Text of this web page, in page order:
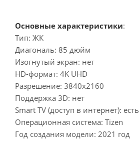
Основные характеристики:
Тип: ЖК
Диагональ: 85 дюйм
Изогнутый экран: нет
HD-формат: 4K UHD
Разрешение: 3840x2160
Поддержка 3D: нет
Smart TV (доступ в интернет): есть
Операционная система: Tizen
Год создания модели: 2021 год